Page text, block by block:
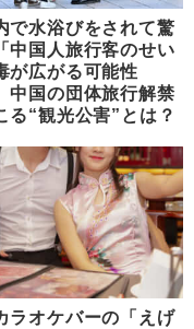
で水浴びをされて驚
中国人旅行客のせい
が広がる可能性
国の団体旅行解禁
る“観光公害”とは？
ラオケバーの「えげ